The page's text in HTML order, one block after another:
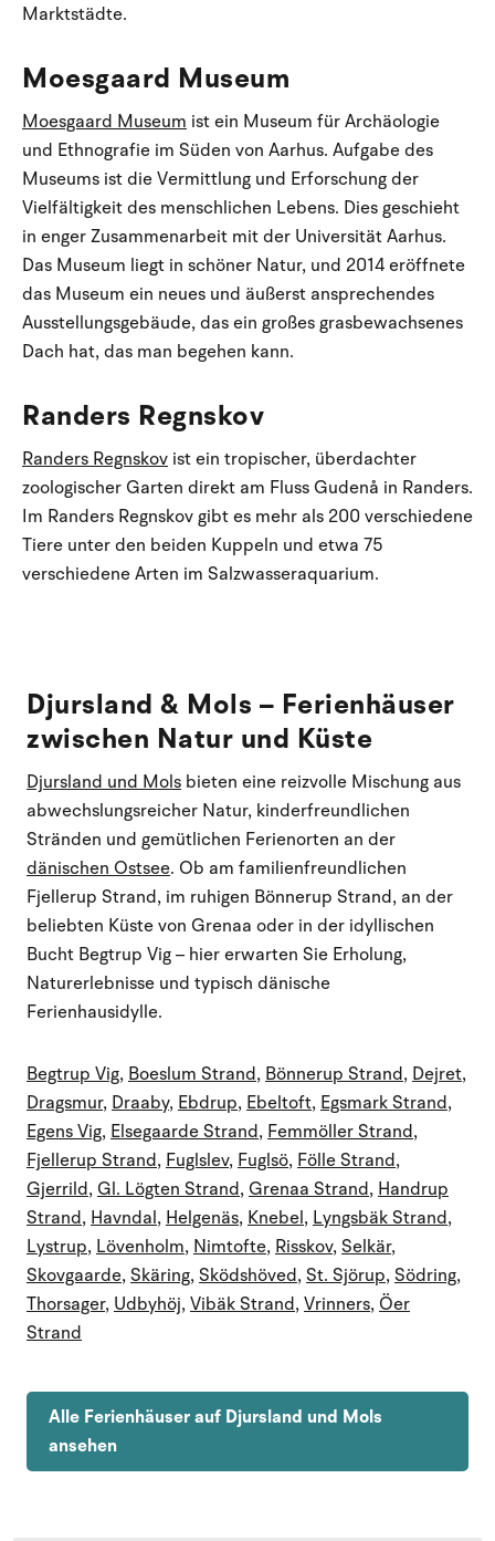
Marktstädte.
Moesgaard Museum
Moesgaard Museum ist ein Museum für Archäologie
und Ethnografie im Süden von Aarhus. Aufgabe des
Museums ist die Vermittlung und Erforschung der
Vielfältigkeit des menschlichen Lebens. Dies geschieht
in enger Zusammenarbeit mit der Universität Aarhus.
Das Museum liegt in schöner Natur, und 2014 eröffnete
das Museum ein neues und äußerst ansprechendes
Ausstellungsgebäude, das ein großes grasbewachsenes
Dach hat, das man begehen kann.
Randers Regnskov
Randers Regnskov ist ein tropischer, überdachter
zoologischer Garten direkt am Fluss Gudenå in Randers.
Im Randers Regnskov gibt es mehr als 200 verschiedene
Tiere unter den beiden Kuppeln und etwa 75
verschiedene Arten im Salzwasseraquarium.
Djursland & Mols – Ferienhäuser
zwischen Natur und Küste
Djursland und Mols bieten eine reizvolle Mischung aus
abwechslungsreicher Natur, kinderfreundlichen
Stränden und gemütlichen Ferienorten an der
dänischen Ostsee. Ob am familienfreundlichen
Fjellerup Strand, im ruhigen Bönnerup Strand, an der
beliebten Küste von Grenaa oder in der idyllischen
Bucht Begtrup Vig – hier erwarten Sie Erholung,
Naturerlebnisse und typisch dänische
Ferienhausidylle.
Begtrup Vig, Boeslum Strand, Bönnerup Strand, Dejret,
Dragsmur, Draaby, Ebdrup, Ebeltoft, Egsmark Strand,
Egens Vig, Elsegaarde Strand, Femmöller Strand,
Fjellerup Strand, Fuglslev, Fuglsö, Fölle Strand,
Gjerrild, Gl. Lögten Strand, Grenaa Strand, Handrup
Strand, Havndal, Helgenäs, Knebel, Lyngsbäk Strand,
Lystrup, Lövenholm, Nimtofte, Risskov,Selkär,
Skovgaarde,Skäring,Sködshöved,St. Sjörup,Södring,
Thorsager, Udbyhöj,Vibäk Strand,Vrinners, Öer
Strand
Alle Ferienhäuser auf Djursland und Mols
ansehen